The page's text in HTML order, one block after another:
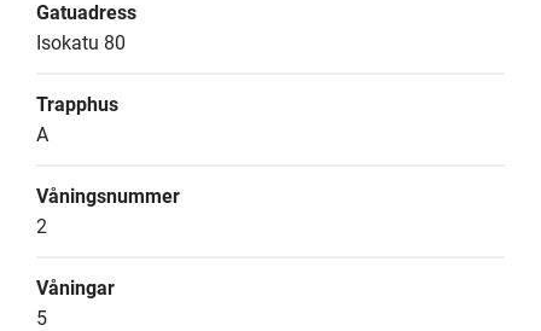
Gatuadress
Isokatu 80
Trapphus
A
Våningsnummer
2
Våningar
5